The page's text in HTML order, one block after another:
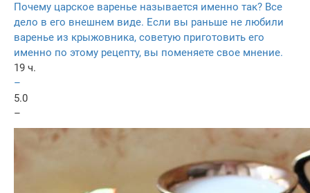
Почему царское варенье называется именно так? Все
дело в его внешнем виде. Если вы раньше не любили
варенье из крыжовника, советую приготовить его
именно по этому рецепту, вы поменяете свое мнение.
19 ч.
–
5.0
–